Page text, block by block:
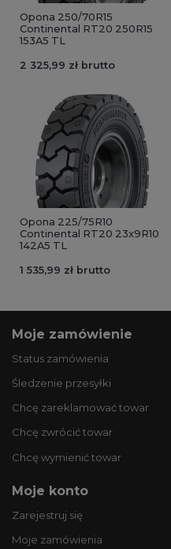
Opona 250/70R15
Continental RT20 250R15
153A5 TL
2 325,99 zł brutto
Opona 225/75R10
Continental RT20 23x9R10
142A5 TL
1 535,99 zł brutto
Moje zamówienie
Status zamówienia
Śledzenie przesyłki
Chcę zareklamować towar
Chcę zwrócić towar
Chcę wymienić towar
Moje konto
Zarejestruj się
Moje zamówienia